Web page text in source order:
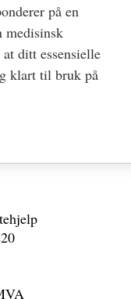
på en
medisinsk
ditt essensielle
klart til bruk på